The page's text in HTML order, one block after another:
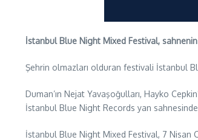
İstanbul Blue Night Mixed Festival,
Şehrin olmazları olduran festivali İstanbul
Duman’ın Nejat Yavaşoğulları, Hayko
İstanbul Blue Night Records yan
İstanbul Blue Night Mixed Festival, 7 Nisan